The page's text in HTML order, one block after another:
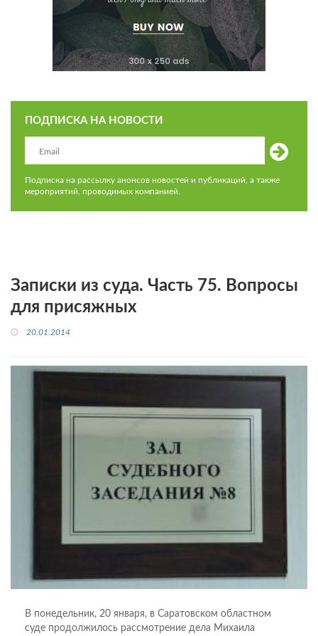
ПОДПИСКА НА НОВОСТИ
Подписка на рассылку анонсов новостей и публикаций, а также
мероприятий, проводимых компанией.
Записки из суда. Часть 75. Вопросы
для присяжных
20.01.2014
В понедельник, 20 января, в Саратовском областном
суде продолжилось рассмотрение дела Михаила